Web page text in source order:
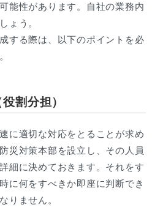
能性があります。自社の業務内
ょう。
する際は、以下のポイントを必
割分担）
に適切な対応をとることが求め
災対策本部を設立し、その人員
細に決めておきます。それをす
に何をすべきか即座に判断でき
りません。